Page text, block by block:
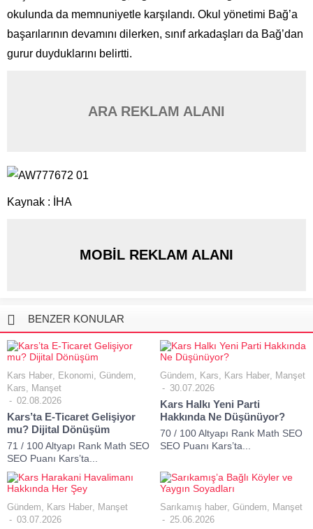
okulunda da memnuniyetle karşılandı. Okul yönetimi Bağ’a
başarılarının devamını dilerken, sınıf arkadaşları da Bağ’dan
gurur duyduklarını belirtti.
ARA REKLAM ALANI
Kaynak : İHA
MOBİL REKLAM ALANI
BENZER KONULAR
Kars Haber, Ekonomi, Gündem,
Kars, Manşet
02.08.2026
Kars’ta E-Ticaret Gelişiyor
mu? Dijital Dönüşüm
71 / 100 Altyapı Rank Math SEO
SEO Puanı Kars’ta...
Gündem, Kars, Kars Haber, Manşet
30.07.2026
Kars Halkı Yeni Parti
Hakkında Ne Düşünüyor?
70 / 100 Altyapı Rank Math SEO
SEO Puanı Kars’ta...
Gündem, Kars Haber, Manşet
03.07.2026
Sarıkamış haber, Gündem, Manşet
25.06.2026